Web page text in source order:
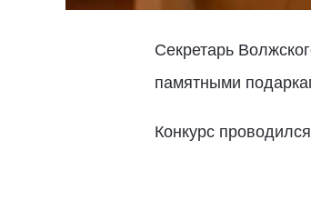
Секретарь
памятными
Конкурс